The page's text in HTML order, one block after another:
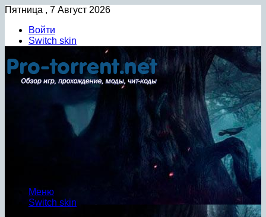
Пятница , 7 Август 2026
Войти
Switch skin
Меню
Switch skin